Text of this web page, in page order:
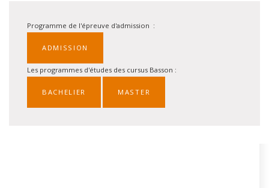
Programme de l'épreuve d'admission :
ADMISSION
Les programmes d'études des cursus Basson :
BACHELIER MASTER